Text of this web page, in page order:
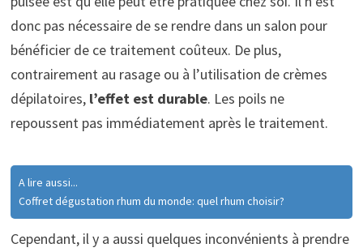
donc pas nécessaire de se rendre dans un salon pour
bénéficier de ce traitement coûteux. De plus,
contrairement au rasage ou à l’utilisation de crèmes
dépilatoires,l’effet est durable. Les poils ne
repoussent pas immédiatement après le traitement.
A lire aussi...
Coffret dégustation rhum du monde: quel rhum choisir?
Cependant, il y a aussi quelques inconvénients à prendre